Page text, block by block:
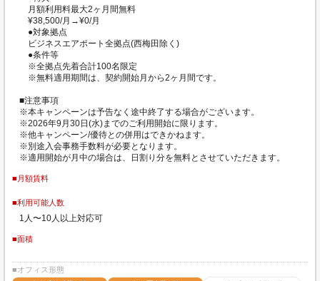
月額利用料最大2ヶ月間無料
¥38,500/月→¥0/月
●対象拠点
ビジネスエアポート全拠点(西梅田除く)
●条件等
※全拠点先着合計100名限定
※無料適用期間は、契約開始月から2ヶ月間です。
■注意事項
※本キャンペーンは予告なく途中終了する場合がございます。
※2026年9月30日(水)までのご利用開始に限ります。
※他キャンペーン/優待との併用はできかねます。
※別途入会事務手数料が必要となります。
※適用開始が月中の場合は、日割り分を無料とさせていただきます。
■月額賃料
■利用可能人数
1人〜10人以上対応可
■面積
■オフィス形態